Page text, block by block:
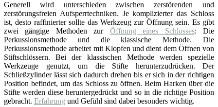
Generell wird unterschieden zwischen zerstörenden und
zerstörungsfreien Aufsperrtechniken. Je komplizierter das Schloss
ist, desto raffinierter sollte das Werkzeug zur Öffnung sein. Es gibt
zwei gängige Methoden zur Öffnung eines Schlosses: Die
Perkussionsmethode und die klassische Methode. Die
Perkussionsmethode arbeitet mit Klopfen und dient dem Öffnen von
Stiftschlössern. Bei der klassischen Methode werden spezielle
Werkzeuge genutzt, um die Stifte herunterzudrücken. Der
Schließzylinder lässt sich dadurch drehen bis er sich in der richtigen
Position befindet, um das Schloss zu öffnen. Beim Harken über die
Stifte werden diese heruntergedrückt und so in die richtige Position
gebracht. Erfahrung und Gefühl sind dabei besonders wichtig.